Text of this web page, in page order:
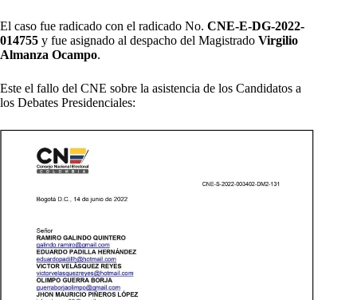
El caso fue radicado con el radicado No. CNE-E-DG-2022-
014755 y fue asignado al despacho del Magistrado Virgilio
Almanza Ocampo.
Este el fallo del CNE sobre la asistencia de los Candidatos a
los Debates Presidenciales: